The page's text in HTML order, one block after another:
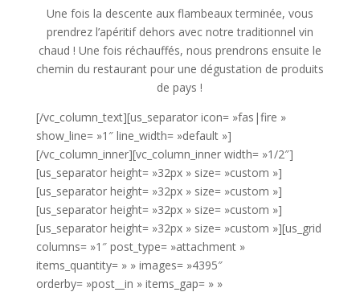
Une fois la descente aux flambeaux terminée, vous
prendrez l’apéritif dehors avec notre traditionnel vin
chaud ! Une fois réchauffés, nous prendrons ensuite le
chemin du restaurant pour une dégustation de produits
de pays !
[/vc_column_text][us_separator icon= »fas|fire »
show_line= »1″ line_width= »default »]
[/vc_column_inner][vc_column_inner width= »1/2″]
[us_separator height= »32px » size= »custom »]
[us_separator height= »32px » size= »custom »]
[us_separator height= »32px » size= »custom »]
[us_separator height= »32px » size= »custom »][us_grid
columns= »1″ post_type= »attachment »
items_quantity= » » images= »4395″
orderby= »post__in » items_gap= » »